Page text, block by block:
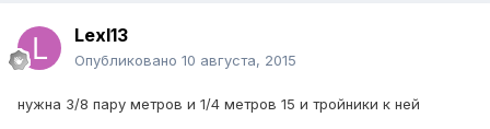
Lexl13
Опубликовано 10 августа, 2015
нужна 3/8 пару метров и 1/4 метров 15 и тройники к ней